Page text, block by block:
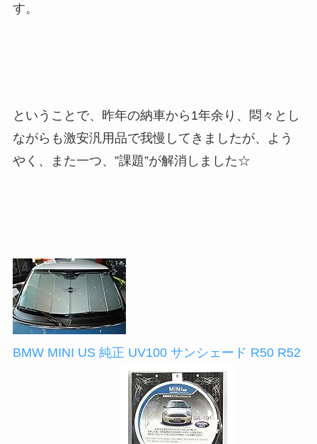
す。
ということで、昨年の納車から1年余り、悶々とし
ながらも激安汎用品で我慢してきましたが、よう
やく、また一つ、”課題”が解消しました☆
BMW MINI US 純正 UV100 サンシェード R50 R52